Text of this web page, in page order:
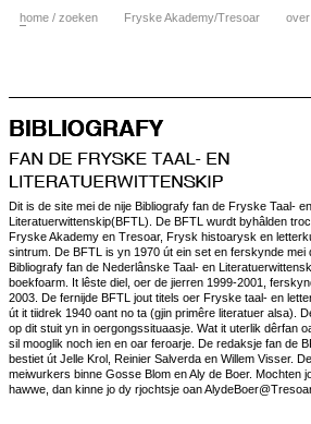
home / zoeken Fryske Akademy/Tresoar
Dit is de site mei de nije Bibliografy fan de Fryske Taal- en
Literatuerwittenskip(BFTL). De BFTL wurdt byhâlden
Fryske Akademy en Tresoar, Frysk histoarysk en
sintrum. De BFTL is yn 1970 út ein set en ferskynde mei
Bibliografy fan de Nederlânske Taal- en
boekfoarm. It lêste diel, oer de jierren 1999-2001,
2003. De fernijde BFTL jout titels oer Fryske taal- en
út it tiidrek 1940 oant no ta (gjin primêre literatuer alsa).
op dit stuit yn in oergongssituaasje. Wat it uterlik dêrfan
sil mooglik noch ien en oar feroarje. De redaksje fan de
bestiet út Jelle Krol, Reinier Salverda en Willem Visser. De
meiwurkers binne Gosse Blom en Aly de Boer. Mochten
hawwe, dan kinne jo dy rjochtsje oan